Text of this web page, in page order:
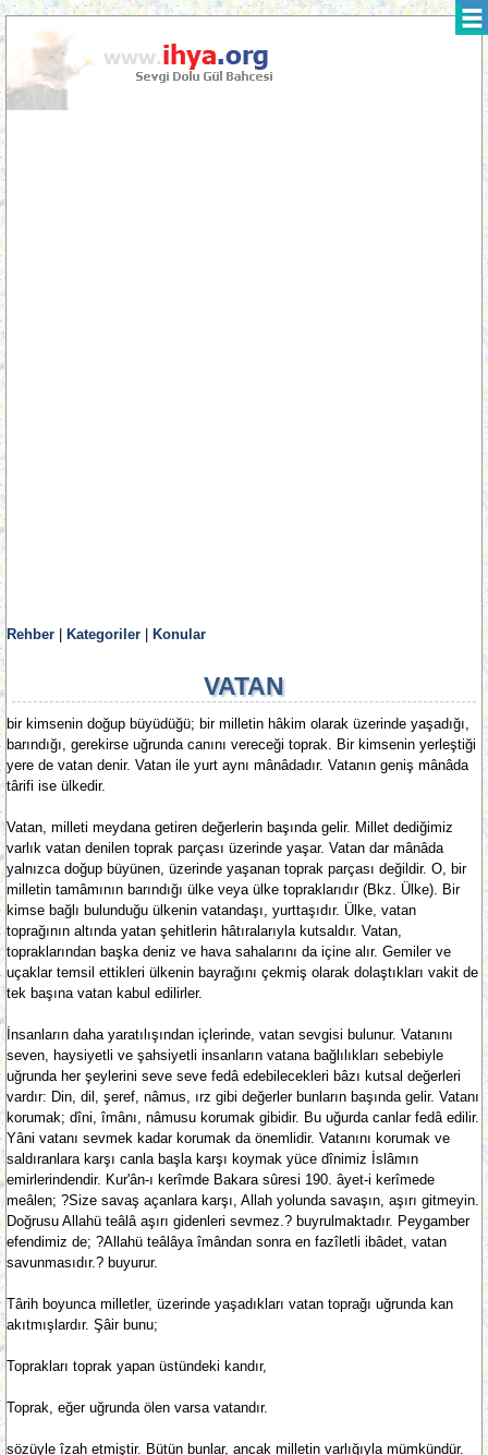
Rehber Kategoriler Konular
VATAN
bir kimsenin doğup büyüdüğü; bir milletin hâkim olarak üzerinde yaşadığı,
barındığı, gerekirse uğrunda canını vereceği toprak. Bir kimsenin yerleştiği
yere de vatan denir. Vatan ile yurt aynı mânâdadır. Vatanın geniş mânâda
târifi ise ülkedir.
Vatan, milleti meydana getiren değerlerin başında gelir. Millet dediğimiz
varlık vatan denilen toprak parçası üzerinde yaşar. Vatan dar mânâda
yalnızca doğup büyünen, üzerinde yaşanan toprak parçası değildir. O, bir
milletin tamâmının barındığı ülke veya ülke topraklarıdır (Bkz. Ülke). Bir
kimse bağlı bulunduğu ülkenin vatandaşı, yurttaşıdır. Ülke, vatan
toprağının altında yatan şehitlerin hâtıralarıyla kutsaldır. Vatan,
topraklarından başka deniz ve hava sahalarını da içine alır. Gemiler ve
uçaklar temsil ettikleri ülkenin bayrağını çekmiş olarak dolaştıkları vakit de
tek başına vatan kabul edilirler.
İnsanların daha yaratılışından içlerinde, vatan sevgisi bulunur. Vatanını
seven, haysiyetli ve şahsiyetli insanların vatana bağlılıkları sebebiyle
uğrunda her şeylerini seve seve fedâ edebilecekleri bâzı kutsal değerleri
vardır: Din, dil, şeref, nâmus, ırz gibi değerler bunların başında gelir. Vatanı
korumak; dîni, îmânı, nâmusu korumak gibidir. Bu uğurda canlar fedâ edilir.
Yâni vatanı sevmek kadar korumak da önemlidir. Vatanını korumak ve
saldıranlara karşı canla başla karşı koymak yüce dînimiz İslâmın
emirlerindendir. Kur'ân-ı kerîmde Bakara sûresi 190. âyet-i kerîmede
meâlen; ?Size savaş açanlara karşı, Allah yolunda savaşın, aşırı gitmeyin.
Doğrusu Allahü teâlâ aşırı gidenleri sevmez.? buyrulmaktadır. Peygamber
efendimiz de; ?Allahü teâlâya îmândan sonra en fazîletli ibâdet, vatan
savunmasıdır.? buyurur.
Târih boyunca milletler, üzerinde yaşadıkları vatan toprağı uğrunda kan
akıtmışlardır. Şâir bunu;
Toprakları toprak yapan üstündeki kandır,
Toprak, eğer uğrunda ölen varsa vatandır.
sözüyle îzah etmiştir. Bütün bunlar, ancak milletin varlığıyla mümkündür.